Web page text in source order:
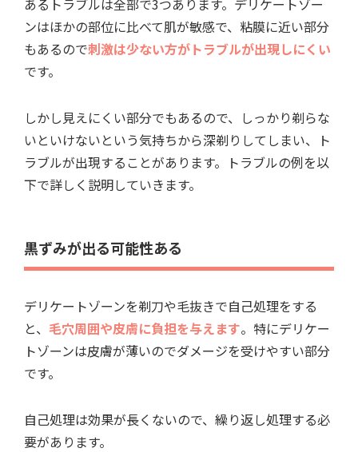
あるトラブルは全部で3つあります。デリケートゾー
ンはほかの部位に比べて肌が敏感で、粘膜に近い部分
もあるので刺激は少ない方がトラブルが出現しにくい
です。
しかし見えにくい部分でもあるので、しっかり剃らな
いといけないという気持ちから深剃りしてしまい、ト
ラブルが出現することがあります。トラブルの例を以
下で詳しく説明していきます。
黒ずみが出る可能性ある
デリケートゾーンを剃刀や毛抜きで自己処理をする
と、 毛穴周囲や皮膚に負担を与えます。特にデリケー
トゾーンは皮膚が薄いのでダメージを受けやすい部分
です。
自己処理は効果が長くないので、繰り返し処理する必
要があります。